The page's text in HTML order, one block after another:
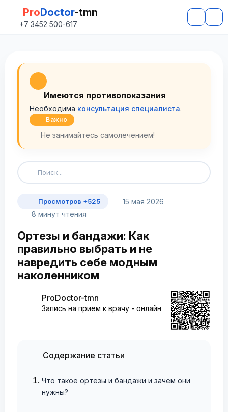
ProDoctor-tmn
+7 3452 500-617
Имеются противопоказания
Необходима консультация специалиста.
Важно
Не занимайтесь самолечением!
Просмотров +525
15 мая 2026
8 минут чтения
Ортезы и бандажи: Как
правильно выбрать и не
навредить себе модным
наколенником
ProDoctor-tmn
Запись на прием к врачу - онлайн
Содержание статьи
Что такое ортезы и бандажи и зачем они
нужны?